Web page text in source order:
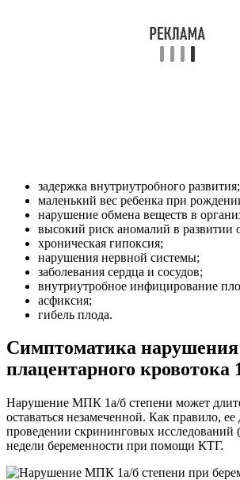
задержка внутриутробного развития;
маленький вес ребенка при
нарушение обмена веществ в
высокий риск аномалий в развитии
хроническая гипоксия;
нарушения нервной системы;
заболевания сердца и сосудов;
внутриутробное инфицирование
асфиксия;
гибель плода.
Симптоматика
плацентарного кровотока
Нарушение МПК 1а/б степени может
оставаться незамеченной. Как правило,
проведении скрининговых
недели беременности при помощи КТГ.